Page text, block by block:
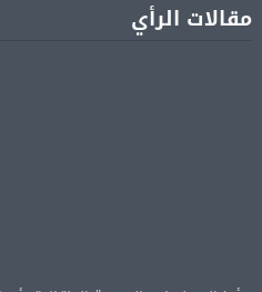
مقالات الرأي